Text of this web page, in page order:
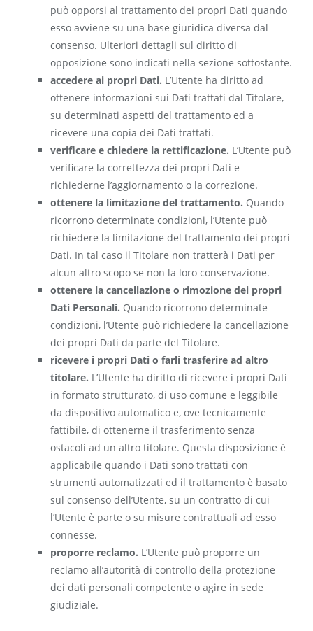
può opporsi al trattamento dei propri Dati quando
esso avviene su una base giuridica diversa dal
consenso. Ulteriori dettagli sul diritto di
opposizione sono indicati nella sezione sottostante.
accedere ai propri Dati. L’Utente ha diritto ad
ottenere informazioni sui Dati trattati dal Titolare,
su determinati aspetti del trattamento ed a
ricevere una copia dei Dati trattati.
verificare e chiedere la rettificazione. L’Utente può
verificare la correttezza dei propri Dati e
richiederne l’aggiornamento o la correzione.
ottenere la limitazione del trattamento. Quando
ricorrono determinate condizioni, l’Utente può
richiedere la limitazione del trattamento dei propri
Dati. In tal caso il Titolare non tratterà i Dati per
alcun altro scopo se non la loro conservazione.
ottenere la cancellazione o rimozione dei propri
Dati Personali. Quando ricorrono determinate
condizioni, l’Utente può richiedere la cancellazione
dei propri Dati da parte del Titolare.
ricevere i propri Dati o farli trasferire ad altro
titolare. L’Utente ha diritto di ricevere i propri Dati
in formato strutturato, di uso comune e leggibile
da dispositivo automatico e, ove tecnicamente
fattibile, di ottenerne il trasferimento senza
ostacoli ad un altro titolare. Questa disposizione è
applicabile quando i Dati sono trattati con
strumenti automatizzati ed il trattamento è basato
sul consenso dell’Utente, su un contratto di cui
l’Utente è parte o su misure contrattuali ad esso
connesse.
proporre reclamo. L’Utente può proporre un
reclamo all’autorità di controllo della protezione
dei dati personali competente o agire in sede
giudiziale.